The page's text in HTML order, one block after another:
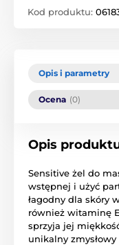
Kod produktu:
Opis i parametry
Ocena (0)
Opis
Sensitive żel do
wstępnej i użyć
łagodny dla skóry
również witaminę
sprzyja jej
unikalny zmysłowy